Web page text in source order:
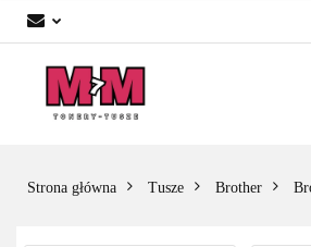
Strona główna Tusze Brother